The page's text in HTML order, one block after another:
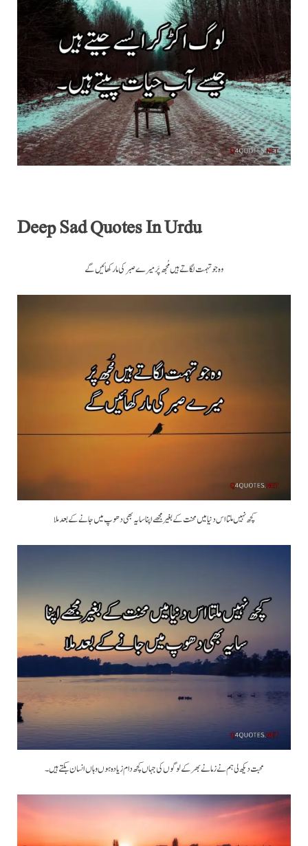
Deep Sad Quotes In Urdu
وہ جو تہمت لگاتے ہیں مُجھ پَر میرے صبر کی مار کھائیں گے
کچھ نہیں ملتا اس دنیا میں محنت کے بغیر مجھے اپنا سایہ بھی دھوپ میں جانے کے بعد ملا
محبت دیکھ لی ہم نے زمانے بھر کے لوگوں کی جہاں کچھ دام زیادہ ہوں وہاں انسان بکتے ہیں۔